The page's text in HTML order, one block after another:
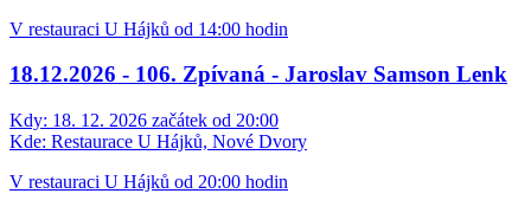
V restauraci U Hájků od 14:00 hodin
18.12.2026 - 106. Zpívaná - Jaroslav Samson Lenk
Kdy: 18. 12. 2026 začátek od 20:00
Kde: Restaurace U Hájků, Nové Dvory
V restauraci U Hájků od 20:00 hodin